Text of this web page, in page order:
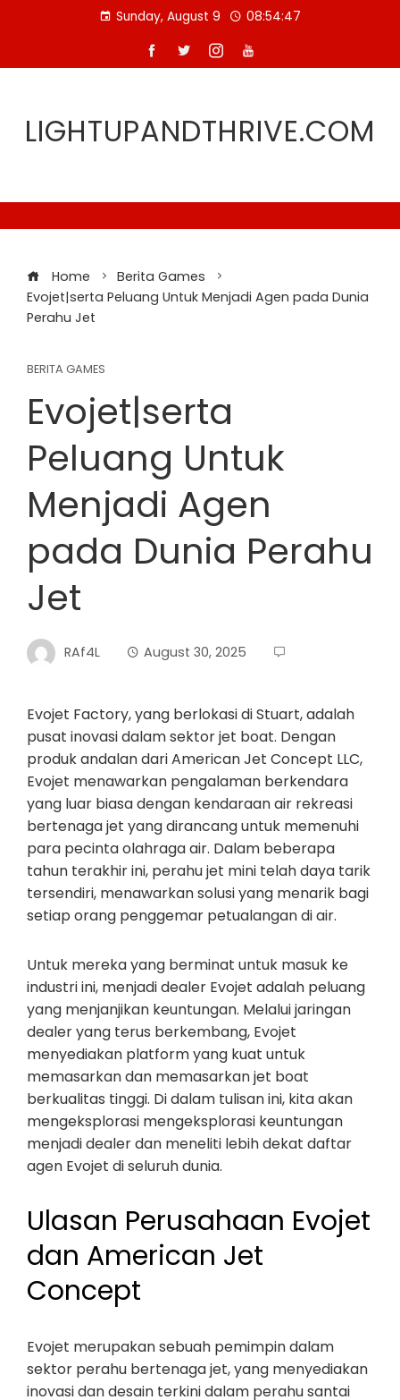
Sunday, August 9 08:54:47
LIGHTUPANDTHRIVE.COM
Home
Berita Games
Evojet|serta Peluang Untuk Menjadi Agen pada Dunia
Perahu Jet
BERITA GAMES
Evojet|serta
Peluang Untuk
Menjadi Agen
pada Dunia Perahu
Jet
RAf4L August 30, 2025
Evojet Factory, yang berlokasi di Stuart, adalah
pusat inovasi dalam sektor jet boat. Dengan
produk andalan dari American Jet Concept LLC,
Evojet menawarkan pengalaman berkendara
yang luar biasa dengan kendaraan air rekreasi
bertenaga jet yang dirancang untuk memenuhi
para pecinta olahraga air. Dalam beberapa
tahun terakhir ini, perahu jet mini telah daya tarik
tersendiri, menawarkan solusi yang menarik bagi
setiap orang penggemar petualangan di air.
Untuk mereka yang berminat untuk masuk ke
industri ini, menjadi dealer Evojet adalah peluang
yang menjanjikan keuntungan. Melalui jaringan
dealer yang terus berkembang, Evojet
menyediakan platform yang kuat untuk
memasarkan dan memasarkan jet boat
berkualitas tinggi. Di dalam tulisan ini, kita akan
mengeksplorasi mengeksplorasi keuntungan
menjadi dealer dan meneliti lebih dekat daftar
agen Evojet di seluruh dunia.
Ulasan Perusahaan Evojet
dan American Jet
Concept
Evojet merupakan sebuah pemimpin dalam
sektor perahu bertenaga jet, yang menyediakan
inovasi dan desain terkini dalam perahu santai